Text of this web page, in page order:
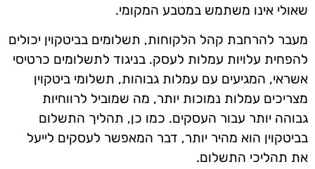
שאולי אינו משתמש במטבע המקומי.
מעבר להרחבת קהל הלקוחות, תשלומים בביטקוין יכולים
להפחית עלויות עמלות לעסק. בניגוד לתשלומים כרטיסי
אשראי, המגיעים עם עמלות גבוהות, תשלומי ביטקוין
מצריכים עמלות נמוכות יותר, מה שמוביל לרווחיות
גבוהה יותר עבור העסקים. כמו כן, תהליך התשלום
בביטקוין הוא מהיר יותר, דבר המאפשר לעסקים לייעל
את תהליכי התשלום.